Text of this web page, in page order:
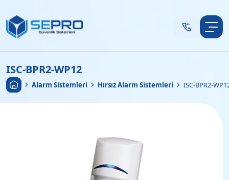
ISC-BPR2-WP12
AnasayfaAlarm Sistemleri Hırsız Alarm Sistemleri ISC-BPR2-